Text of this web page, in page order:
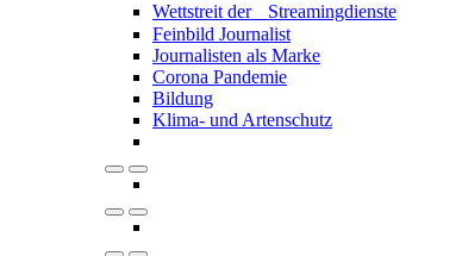
Wettstreit der Streamingdienste
Feinbild Journalist
Journalisten als Marke
Corona Pandemie
Bildung
Klima- und Artenschutz